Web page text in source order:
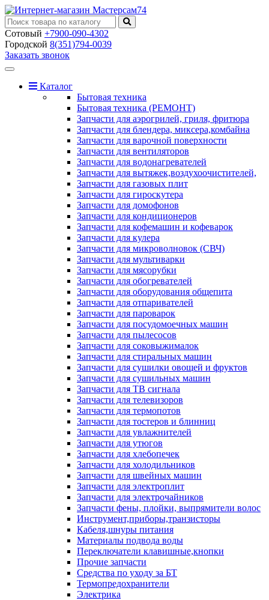
Сотовый +7900-090-4302
Городской 8(351)794-0039
Заказать звонок
Toggle
navigationКаталог
Бытовая техника
Бытовая техника (РЕМОНТ)
Запчасти для аэрогрилей, гриля, фритюра
Запчасти для блендера, миксера,комбайна
Запчасти для варочной поверхности
Запчасти для вентиляторов
Запчасти для водонагревателей
Запчасти для вытяжек,воздухоочистителей,
Запчасти для газовых плит
Запчасти для гироскутера
Запчасти для домофонов
Запчасти для кондиционеров
Запчасти для кофемашин и кофеварок
Запчасти для кулера
Запчасти для микроволновок (СВЧ)
Запчасти для мультиварки
Запчасти для мясорубки
Запчасти для обогревателей
Запчасти для оборудования общепита
Запчасти для отпаривателей
Запчасти для пароварок
Запчасти для посудомоечных машин
Запчасти для пылесосов
Запчасти для соковыжималок
Запчасти для стиральных машин
Запчасти для сушилки овощей и фруктов
Запчасти для сушильных машин
Запчасти для ТВ сигнала
Запчасти для телевизоров
Запчасти для термопотов
Запчасти для тостеров и блинниц
Запчасти для увлажнителей
Запчасти для утюгов
Запчасти для хлебопечек
Запчасти для холодильников
Запчасти для швейных машин
Запчасти для электроплит
Запчасти для электрочайников
Запчасти фены, плойки, выпрямители волос
Инструмент,приборы,транзисторы
Кабеля,шнуры питания
Материалы подвода воды
Переключатели клавишные,кнопки
Прочие запчасти
Средства по уходу за БТ
Термопредохранители
Электрика